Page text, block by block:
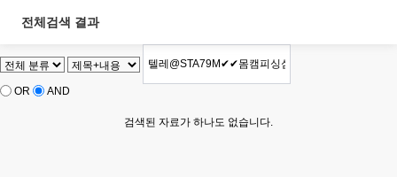
전체검색 결과
OR AND
검색된 자료가 하나도 없습니다.